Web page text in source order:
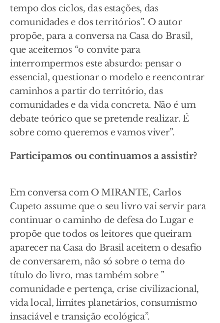
tempo dos ciclos, das estações, das
comunidades e dos territórios”. O autor
propõe, para a conversa na Casa do Brasil,
que aceitemos “o convite para
interrompermos este absurdo: pensar o
essencial, questionar o modelo e reencontrar
caminhos a partir do território, das
comunidades e da vida concreta. Não é um
debate teórico que se pretende realizar. É
sobre como queremos e vamos viver”.
Participamos ou continuamos a assistir?
Em conversa com O MIRANTE, Carlos
Cupeto assume que o seu livro vai servir para
continuar o caminho de defesa do Lugar e
propõe que todos os leitores que queiram
aparecer na Casa do Brasil aceitem o desafio
de conversarem, não só sobre o tema do
título do livro, mas também sobre ”
comunidade e pertença, crise civilizacional,
vida local, limites planetários, consumismo
insaciável e transição ecológica”.